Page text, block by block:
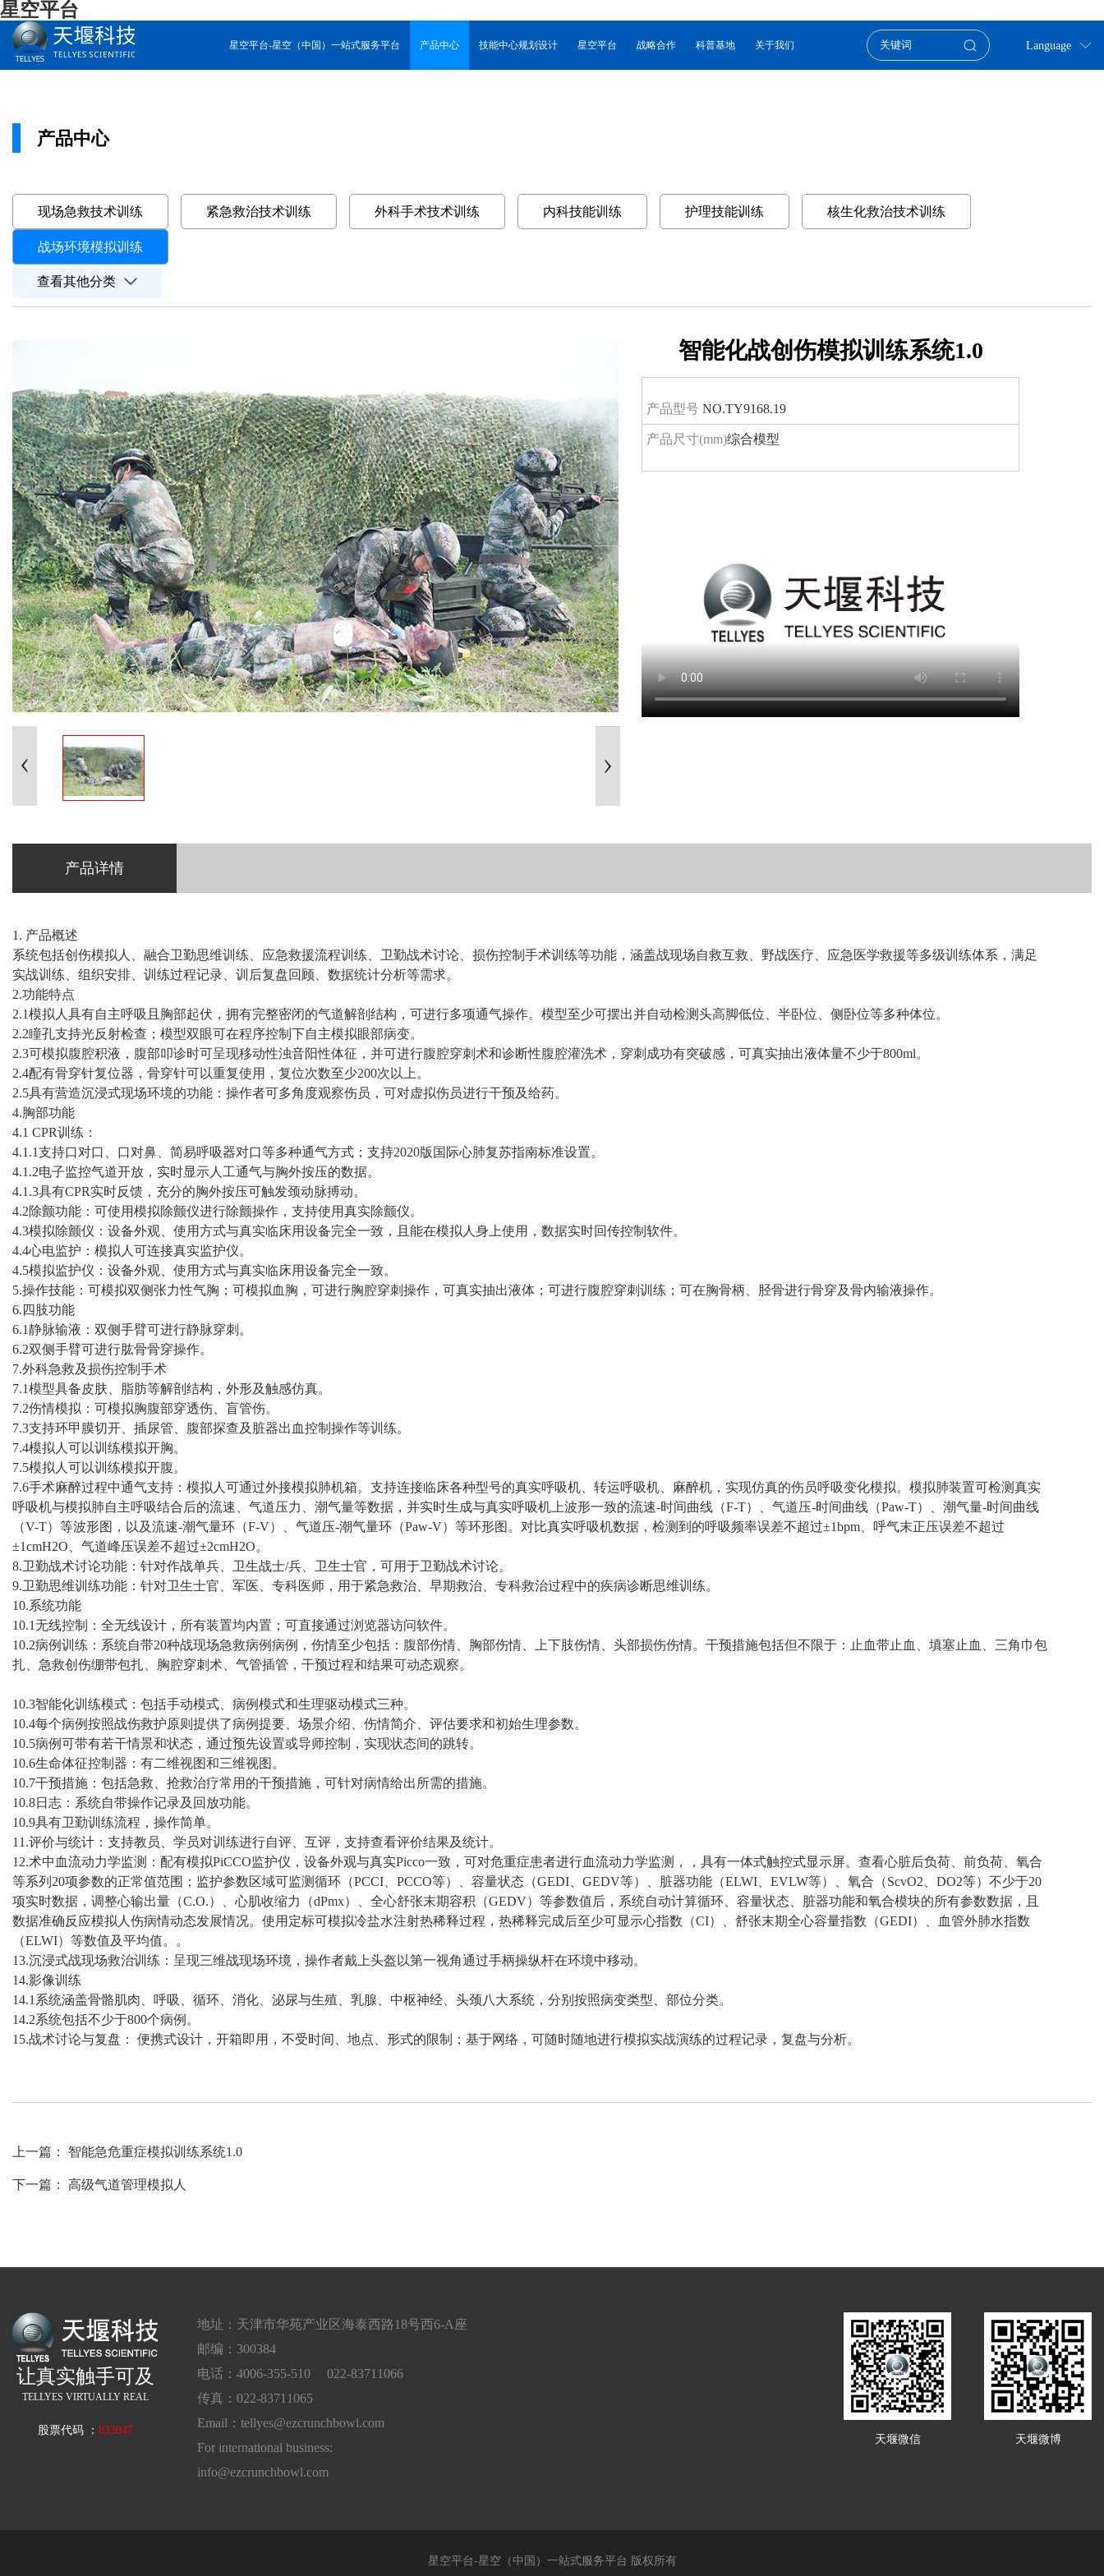
星空平台
星空平台-星空（中国）一站式服务平台 产品中心 技能中心规划设计 星空平台 战略合作 科普基地 关于我们 Language
产品中心
现场急救技术训练 紧急救治技术训练 外科手术技术训练 内科技能训练 护理技能训练 核生化救治技术训练
战场环境模拟训练
查看其他分类
智能化战创伤模拟训练系统1.0
产品型号 NO.TY9168.19
产品尺寸(mm)综合模型
产品详情
1. 产品概述
系统包括创伤模拟人、融合卫勤思维训练、应急救援流程训练、卫勤战术讨论、损伤控制手术训练等功能，涵盖战现场自救互救、野战医疗、应急医学救援等多级训练体系，满足
实战训练、组织安排、训练过程记录、训后复盘回顾、数据统计分析等需求。
2.功能特点
2.1模拟人具有自主呼吸且胸部起伏，拥有完整密闭的气道解剖结构，可进行多项通气操作。模型至少可摆出并自动检测头高脚低位、半卧位、侧卧位等多种体位。
2.2瞳孔支持光反射检查；模型双眼可在程序控制下自主模拟眼部病变。
2.3可模拟腹腔积液，腹部叩诊时可呈现移动性浊音阳性体征，并可进行腹腔穿刺术和诊断性腹腔灌洗术，穿刺成功有突破感，可真实抽出液体量不少于800ml。
2.4配有骨穿针复位器，骨穿针可以重复使用，复位次数至少200次以上。
2.5具有营造沉浸式现场环境的功能：操作者可多角度观察伤员，可对虚拟伤员进行干预及给药。
4.胸部功能
4.1 CPR训练：
4.1.1支持口对口、口对鼻、简易呼吸器对口等多种通气方式；支持2020版国际心肺复苏指南标准设置。
4.1.2电子监控气道开放，实时显示人工通气与胸外按压的数据。
4.1.3具有CPR实时反馈，充分的胸外按压可触发颈动脉搏动。
4.2除颤功能：可使用模拟除颤仪进行除颤操作，支持使用真实除颤仪。
4.3模拟除颤仪：设备外观、使用方式与真实临床用设备完全一致，且能在模拟人身上使用，数据实时回传控制软件。
4.4心电监护：模拟人可连接真实监护仪。
4.5模拟监护仪：设备外观、使用方式与真实临床用设备完全一致。
5.操作技能：可模拟双侧张力性气胸；可模拟血胸，可进行胸腔穿刺操作，可真实抽出液体；可进行腹腔穿刺训练；可在胸骨柄、胫骨进行骨穿及骨内输液操作。
6.四肢功能
6.1静脉输液：双侧手臂可进行静脉穿刺。
6.2双侧手臂可进行肱骨骨穿操作。
7.外科急救及损伤控制手术
7.1模型具备皮肤、脂肪等解剖结构，外形及触感仿真。
7.2伤情模拟：可模拟胸腹部穿透伤、盲管伤。
7.3支持环甲膜切开、插尿管、腹部探查及脏器出血控制操作等训练。
7.4模拟人可以训练模拟开胸。
7.5模拟人可以训练模拟开腹。
7.6手术麻醉过程中通气支持：模拟人可通过外接模拟肺机箱。支持连接临床各种型号的真实呼吸机、转运呼吸机、麻醉机，实现仿真的伤员呼吸变化模拟。模拟肺装置可检测真实
呼吸机与模拟肺自主呼吸结合后的流速、气道压力、潮气量等数据，并实时生成与真实呼吸机上波形一致的流速-时间曲线（F-T）、气道压-时间曲线（Paw-T）、潮气量-时间曲线
（V-T）等波形图，以及流速-潮气量环（F-V）、气道压-潮气量环（Paw-V）等环形图。对比真实呼吸机数据，检测到的呼吸频率误差不超过±1bpm、呼气末正压误差不超过
±1cmH2O、气道峰压误差不超过±2cmH2O。
8.卫勤战术讨论功能：针对作战单兵、卫生战士/兵、卫生士官，可用于卫勤战术讨论。
9.卫勤思维训练功能：针对卫生士官、军医、专科医师，用于紧急救治、早期救治、专科救治过程中的疾病诊断思维训练。
10.系统功能
10.1无线控制：全无线设计，所有装置均内置；可直接通过浏览器访问软件。
10.2病例训练：系统自带20种战现场急救病例病例，伤情至少包括：腹部伤情、胸部伤情、上下肢伤情、头部损伤伤情。干预措施包括但不限于：止血带止血、填塞止血、三角巾包
扎、急救创伤绷带包扎、胸腔穿刺术、气管插管，干预过程和结果可动态观察。
10.3智能化训练模式：包括手动模式、病例模式和生理驱动模式三种。
10.4每个病例按照战伤救护原则提供了病例提要、场景介绍、伤情简介、评估要求和初始生理参数。
10.5病例可带有若干情景和状态，通过预先设置或导师控制，实现状态间的跳转。
10.6生命体征控制器：有二维视图和三维视图。
10.7干预措施：包括急救、抢救治疗常用的干预措施，可针对病情给出所需的措施。
10.8日志：系统自带操作记录及回放功能。
10.9具有卫勤训练流程，操作简单。
11.评价与统计：支持教员、学员对训练进行自评、互评，支持查看评价结果及统计。
12.术中血流动力学监测：配有模拟PiCCO监护仪，设备外观与真实Picco一致，可对危重症患者进行血流动力学监测，，具有一体式触控式显示屏。查看心脏后负荷、前负荷、氧合
等系列20项参数的正常值范围；监护参数区域可监测循环（PCCI、PCCO等）、容量状态（GEDI、GEDV等）、脏器功能（ELWI、EVLW等）、氧合（ScvO2、DO2等）不少于20
项实时数据，调整心输出量（C.O.）、心肌收缩力（dPmx）、全心舒张末期容积（GEDV）等参数值后，系统自动计算循环、容量状态、脏器功能和氧合模块的所有参数数据，且
数据准确反应模拟人伤病情动态发展情况。使用定标可模拟冷盐水注射热稀释过程，热稀释完成后至少可显示心指数（CI）、舒张末期全心容量指数（GEDI）、血管外肺水指数
（ELWI）等数值及平均值。。
13.沉浸式战现场救治训练：呈现三维战现场环境，操作者戴上头盔以第一视角通过手柄操纵杆在环境中移动。
14.影像训练
14.1系统涵盖骨骼肌肉、呼吸、循环、消化、泌尿与生殖、乳腺、中枢神经、头颈八大系统，分别按照病变类型、部位分类。
14.2系统包括不少于800个病例。
15.战术讨论与复盘： 便携式设计，开箱即用，不受时间、地点、形式的限制；基于网络，可随时随地进行模拟实战演练的过程记录，复盘与分析。
上一篇： 智能急危重症模拟训练系统1.0
下一篇： 高级气道管理模拟人
让真实触手可及
TELLYES VIRTUALLY REAL
股票代码 ： 833047
地址：天津市华苑产业区海泰西路18号西6-A座
邮编：300384
电话：4006-355-510 022-83711066
传真：022-83711065
Email：tellyes@ezcrunchbowl.com
For international business:
info@ezcrunchbowl.com
天堰微信 天堰微博
星空平台-星空（中国）一站式服务平台 版权所有